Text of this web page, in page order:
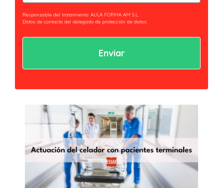
Responsable del tratamiento: AULA FORMA AM S.L.
Datos de contacto del delegado de protección de datos:
Legitimación: Tratamientos sometidos al cumplimiento de obligación legal
los derechos reconocidos por la normativa aplicable en la política de